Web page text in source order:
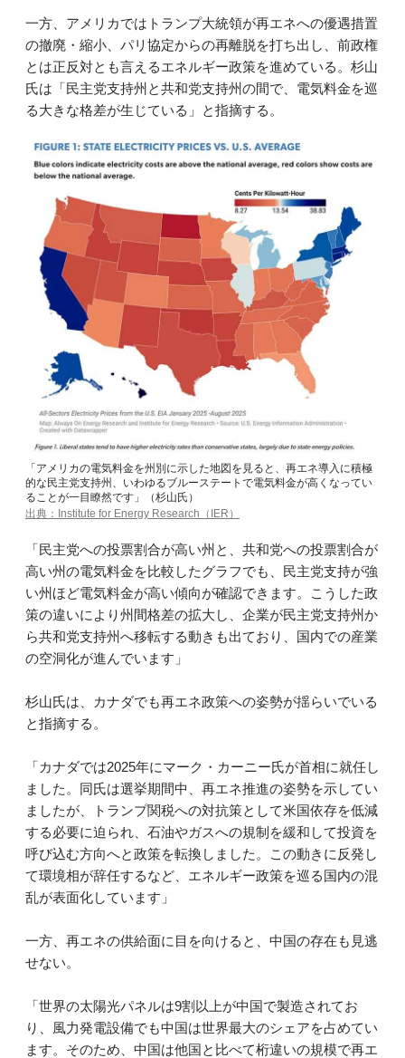
一方、アメリカではトランプ大統領が再エネへの優遇措置
の撤廃・縮小、パリ協定からの再離脱を打ち出し、前政権
とは正反対とも言えるエネルギー政策を進めている。杉山
氏は「民主党支持州と共和党支持州の間で、電気料金を巡
る大きな格差が生じている」と指摘する。
「アメリカの電気料金を州別に示した地図を見ると、再エネ導入に積極
的な民主党支持州、いわゆるブルーステートで電気料金が高くなってい
ることが一目瞭然です」（杉山氏）
出典：Institute for Energy Research（IER）
「民主党への投票割合が高い州と、共和党への投票割合が
高い州の電気料金を比較したグラフでも、民主党支持が強
い州ほど電気料金が高い傾向が確認できます。こうした政
策の違いにより州間格差の拡大し、企業が民主党支持州か
ら共和党支持州へ移転する動きも出ており、国内での産業
の空洞化が進んでいます」
杉山氏は、カナダでも再エネ政策への姿勢が揺らいでいる
と指摘する。
「カナダでは2025年にマーク・カーニー氏が首相に就任し
ました。同氏は選挙期間中、再エネ推進の姿勢を示してい
ましたが、トランプ関税への対抗策として米国依存を低減
する必要に迫られ、石油やガスへの規制を緩和して投資を
呼び込む方向へと政策を転換しました。この動きに反発し
て環境相が辞任するなど、エネルギー政策を巡る国内の混
乱が表面化しています」
一方、再エネの供給面に目を向けると、中国の存在も見逃
せない。
「世界の太陽光パネルは9割以上が中国で製造されてお
り、風力発電設備でも中国は世界最大のシェアを占めてい
ます。そのため、中国は他国と比べて桁違いの規模で再エ